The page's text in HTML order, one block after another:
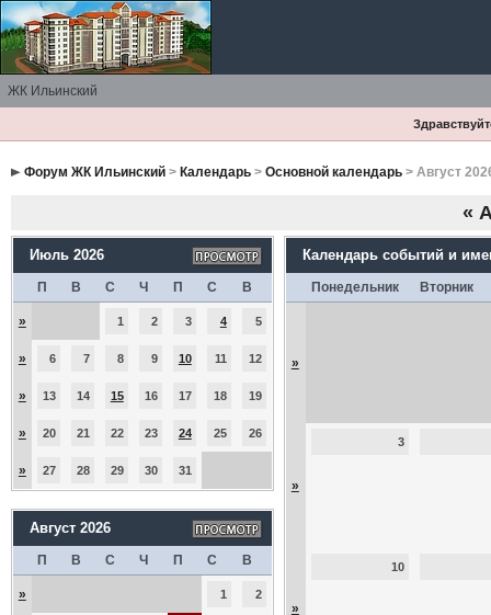
ЖК Ильинский
Форум ЖК Ильинский> Календарь> Основной календарь> Август
«
Июль 2026
П В С Ч П С В
» 1 2 3 4 5
» 6 7 8 9 10 11 12
» 13 14 15 16 17 18 19
» 20 21 22 23 24 25 26
» 27 28 29 30 31
Август 2026
П В С Ч П С В
» 1 2
Календарь событий и
Понедельник Вторник
»
»
3
»
10